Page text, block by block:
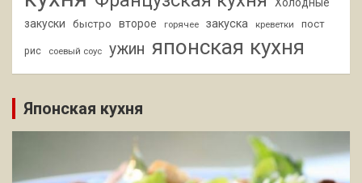
Холодные
закуски
быстро второе горячее закуска креветки пост
рис соевый соус ужин японская кухня
Японская кухня